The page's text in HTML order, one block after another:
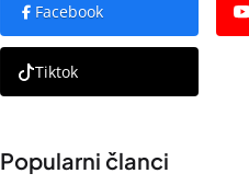
Facebook
Tiktok
Popularni članci